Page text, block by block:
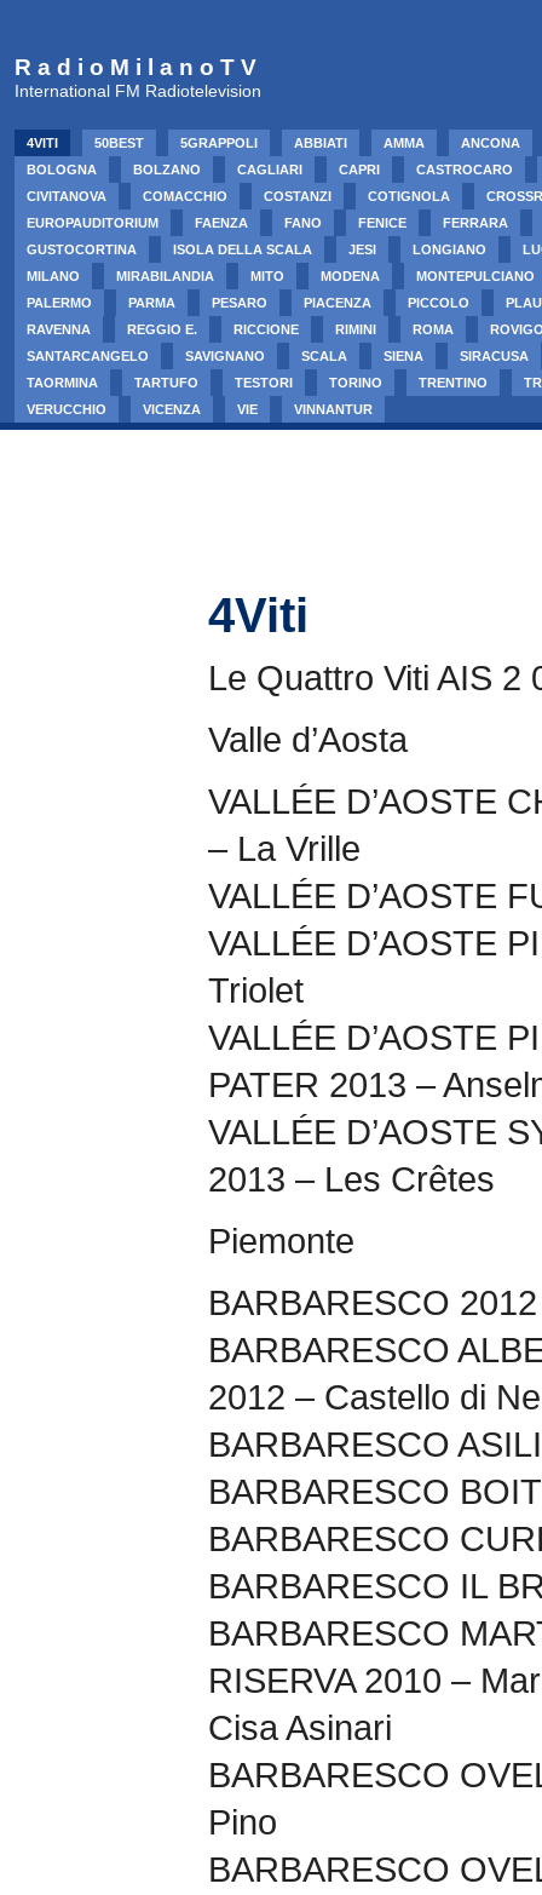
R a d i o M i l a n o T V
International FM Radiotelevision
4VITI 50BEST 5GRAPPOLI ABBIATI AMMA
ANCONA
BOLOGNA
BOLZANO CAGLIARI CAPRI
CASTROCARO
CIVITANOVA
COMACCHIO COSTANZI COTIGNOLA
EUROPAUDITORIUM
FAENZA FANO FENICE
FERRARA
GUSTOCORTINA
ISOLA DELLA SCALA JESI LONGIANO
MILANO
MIRABILANDIA MITO MODENA
MONTEPULCIANO
PALERMO
PARMA PESARO PIACENZA PICCOLO
RAVENNA
REGGIO E. RICCIONE RIMINI ROMA
SANTARCANGELO
SAVIGNANO SCALA SIENA
SIRACUSA
TAORMINA
TARTUFO TESTORI TORINO TRENTINO
VERUCCHIO
VICENZA VIE VINNANTUR
4Viti
Le Quattro Viti AIS 2
Valle d’Aosta
VALLÉE D’AOSTE
– La Vrille
VALLÉE D’AOSTE
VALLÉE D’AOSTE
Triolet
VALLÉE D’AOSTE
PATER 2013 –
VALLÉE D’AOSTE
2013 – Les Crêtes
Piemonte
BARBARESCO
BARBARESCO
2012 – Castello di
BARBARESCO
BARBARESCO
BARBARESCO
BARBARESCO IL
BARBARESCO
RISERVA 2010 –
Cisa Asinari
BARBARESCO
Pino
BARBARESCO